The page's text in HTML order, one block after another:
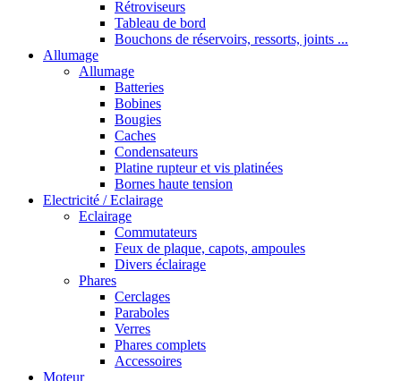
Rétroviseurs
Tableau de bord
Bouchons de réservoirs, ressorts, joints ...
Allumage
Allumage
Batteries
Bobines
Bougies
Caches
Condensateurs
Platine rupteur et vis platinées
Bornes haute tension
Electricité / Eclairage
Eclairage
Commutateurs
Feux de plaque, capots, ampoules
Divers éclairage
Phares
Cerclages
Paraboles
Verres
Phares complets
Accessoires
Moteur